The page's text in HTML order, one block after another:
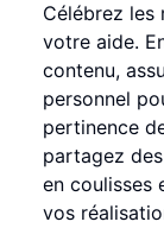
Célébrez les
votre aide.
contenu,
personnel
pertinence
partagez
en coulisses
vos